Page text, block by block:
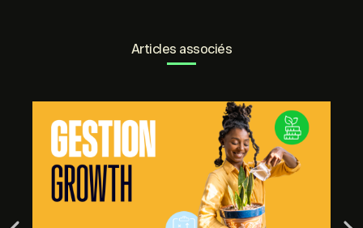
Articles associés